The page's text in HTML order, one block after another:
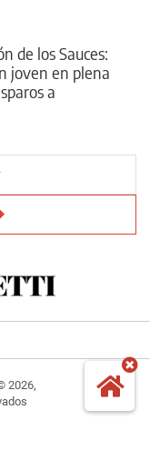
de los Sauces:
joven en plena
a
2026,